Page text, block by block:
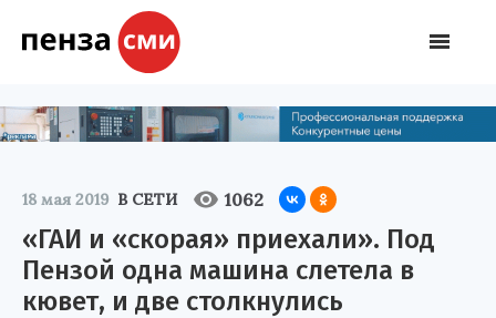
18 мая 2019 В СЕТИ 1062
«ГАИ и «скорая» приехали». Под
Пензой одна машина слетела в
кювет, и две столкнулись